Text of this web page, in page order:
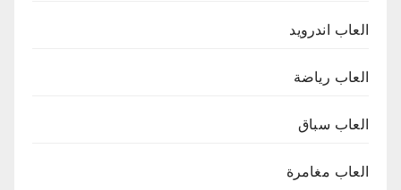
العاب اندرويد
العاب رياضة
العاب سباق
العاب مغامرة